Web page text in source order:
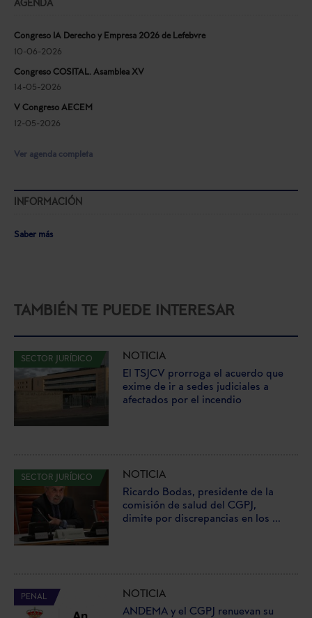
AGENDA
Congreso IA Derecho y Empresa 2026 de Lefebvre
10-06-2026
Congreso COSITAL. Asamblea XV
14-05-2026
V Congreso AECEM
12-05-2026
Ver agenda completa
INFORMACIÓN
Saber más
TAMBIÉN TE PUEDE INTERESAR
SECTOR JURÍDICO
NOTICIA
El TSJCV prorroga el acuerdo que
exime de ir a sedes judiciales a
afectados por el incendio
SECTOR JURÍDICO
NOTICIA
Ricardo Bodas, presidente de la
comisión de salud del CGPJ,
dimite por discrepancias en los ...
PENAL
NOTICIA
ANDEMA y el CGPJ renuevan su